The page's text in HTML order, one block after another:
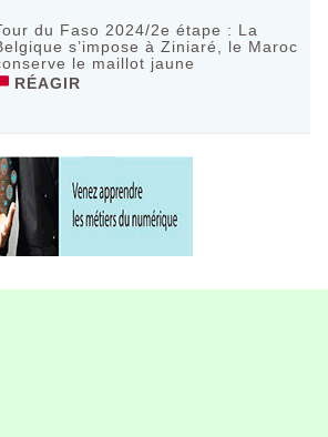
du Faso 2024/2e étape : La
s’impose à Ziniaré, le Maroc
le maillot jaune
RÉAGIR